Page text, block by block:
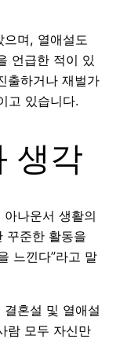
며, 열애설도
언급한 적이 있
출하거나 재벌가
고 있습니다.
생각
나운서 생활의
꾸준한 활동을
느낀다”라고 말
혼설 및 열애설
람 모두 자신만